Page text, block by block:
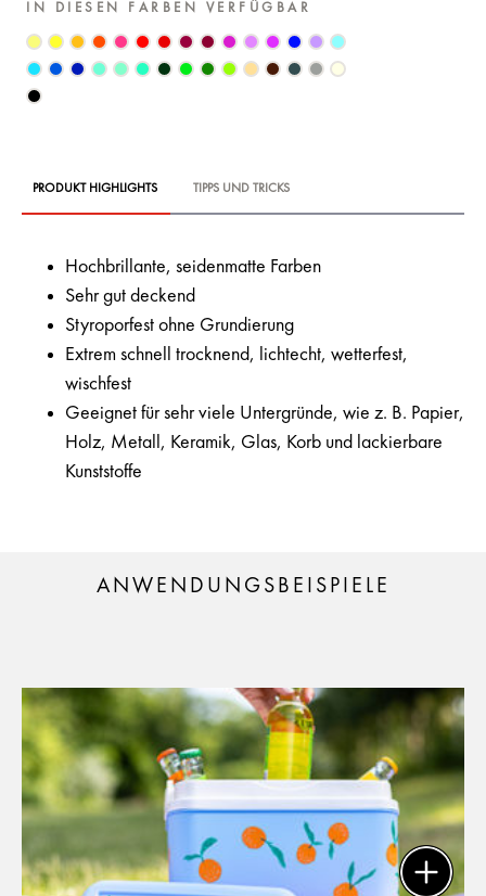
IN DIESEN FARBEN VERFÜGBAR
PRODUKT HIGHLIGHTS TIPPS UND TRICKS
Hochbrillante, seidenmatte Farben
Sehr gut deckend
Styroporfest ohne Grundierung
Extrem schnell trocknend, lichtecht, wetterfest,
wischfest
Geeignet für sehr viele Untergründe, wie z. B. Papier,
Holz, Metall, Keramik, Glas, Korb und lackierbare
Kunststoffe
ANWENDUNGSBEISPIELE